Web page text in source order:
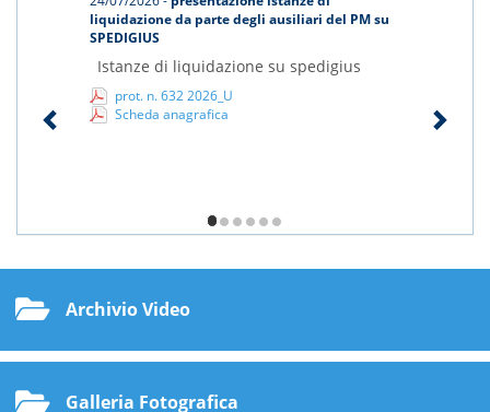
liquidazione da parte degli ausiliari del PM su
SPEDIGIUS
Istanze di liquidazione su spedigius
prot. n. 632 2026_U
Scheda anagrafica
1/6
Archivio Video
Galleria Fotografica